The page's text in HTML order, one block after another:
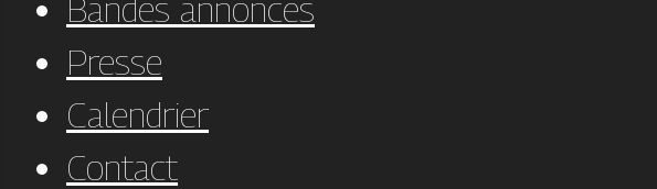
Bandes annonces
Presse
Calendrier
Contact